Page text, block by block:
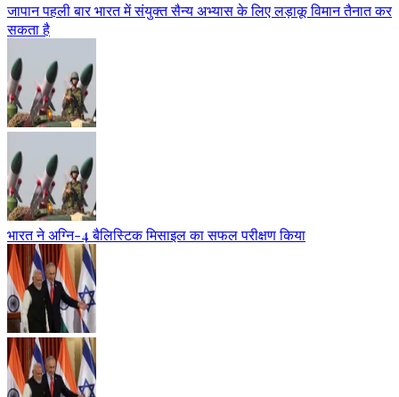
जापान पहली बार भारत में संयुक्त सैन्य अभ्यास के लिए लड़ाकू विमान तैनात कर
सकता है
भारत ने अग्नि-4 बैलिस्टिक मिसाइल का सफल परीक्षण किया